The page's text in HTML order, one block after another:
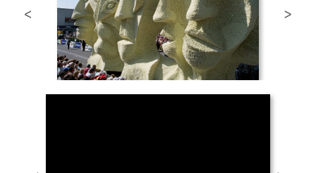
< >